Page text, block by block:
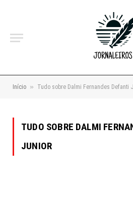
Início » Tudo sobre Dalmi Fernandes Defanti
TUDO SOBRE DALMI
JUNIOR